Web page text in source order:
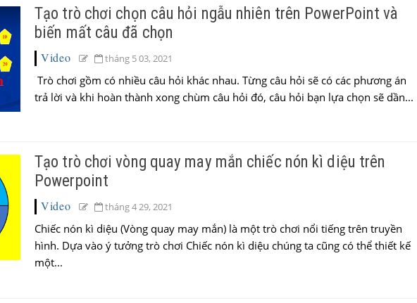
Tạo trò chơi chọn câu hỏi ngẫu nhiên trên PowerPoint và
biến mất câu đã chọn
Video tháng 5 03, 2021
Trò chơi gồm có nhiều câu hỏi khác nhau. Từng câu hỏi sẽ có các phương án
trả lời và khi hoàn thành xong chùm câu hỏi đó, câu hỏi bạn lựa chọn sẽ dần...
Tạo trò chơi vòng quay may mắn chiếc nón kì diệu trên
Powerpoint
Video tháng 4 29, 2021
Chiếc nón kì diệu (Vòng quay may mắn) là một trò chơi nổi tiếng trên truyền
hình. Dựa vào ý tưởng trò chơi Chiếc nón kì diệu chúng ta cũng có thể thiết kế
một...